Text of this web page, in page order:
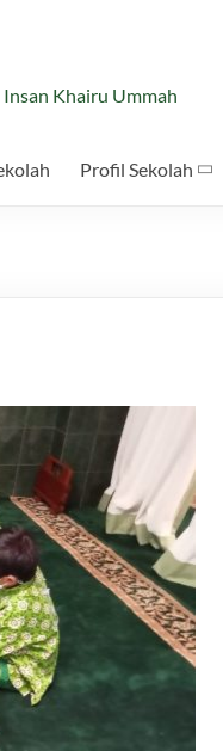
Khairu Ummah
Profil Sekolah